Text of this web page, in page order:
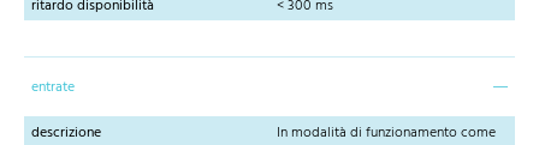
ritardo disponibilità < 300 ms
entrate
descrizione
In modalità di funzionamento come